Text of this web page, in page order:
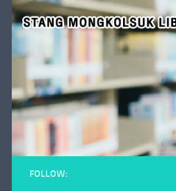
Skip to content
FOLLOW: